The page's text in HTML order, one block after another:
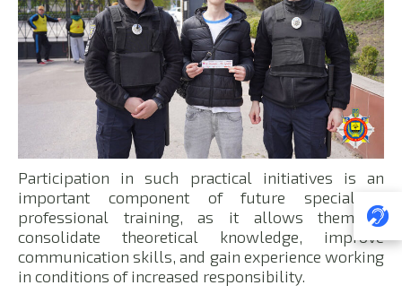
Participation in such practical initiatives is an
important component of future specialists’
professional training, as it allows them to
consolidate theoretical knowledge, improve
communication skills, and gain experience working
in conditions of increased responsibility.